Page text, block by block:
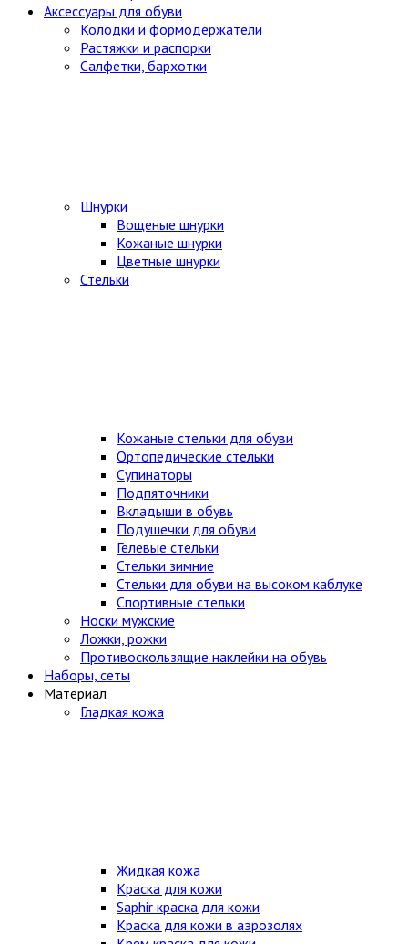
Аксессуары для обуви
Колодки и формодержатели
Растяжки и распорки
Салфетки, бархотки
Шнурки
Вощеные шнурки
Кожаные шнурки
Цветные шнурки
Стельки
Кожаные стельки для обуви
Ортопедические стельки
Супинаторы
Подпяточники
Вкладыши в обувь
Подушечки для обуви
Гелевые стельки
Стельки зимние
Стельки для обуви на высоком каблуке
Спортивные стельки
Носки мужские
Ложки, рожки
Противоскользящие наклейки на обувь
Наборы, сеты
Материал
Гладкая кожа
Жидкая кожа
Краска для кожи
Saphir краска для кожи
Краска для кожи в аэрозолях